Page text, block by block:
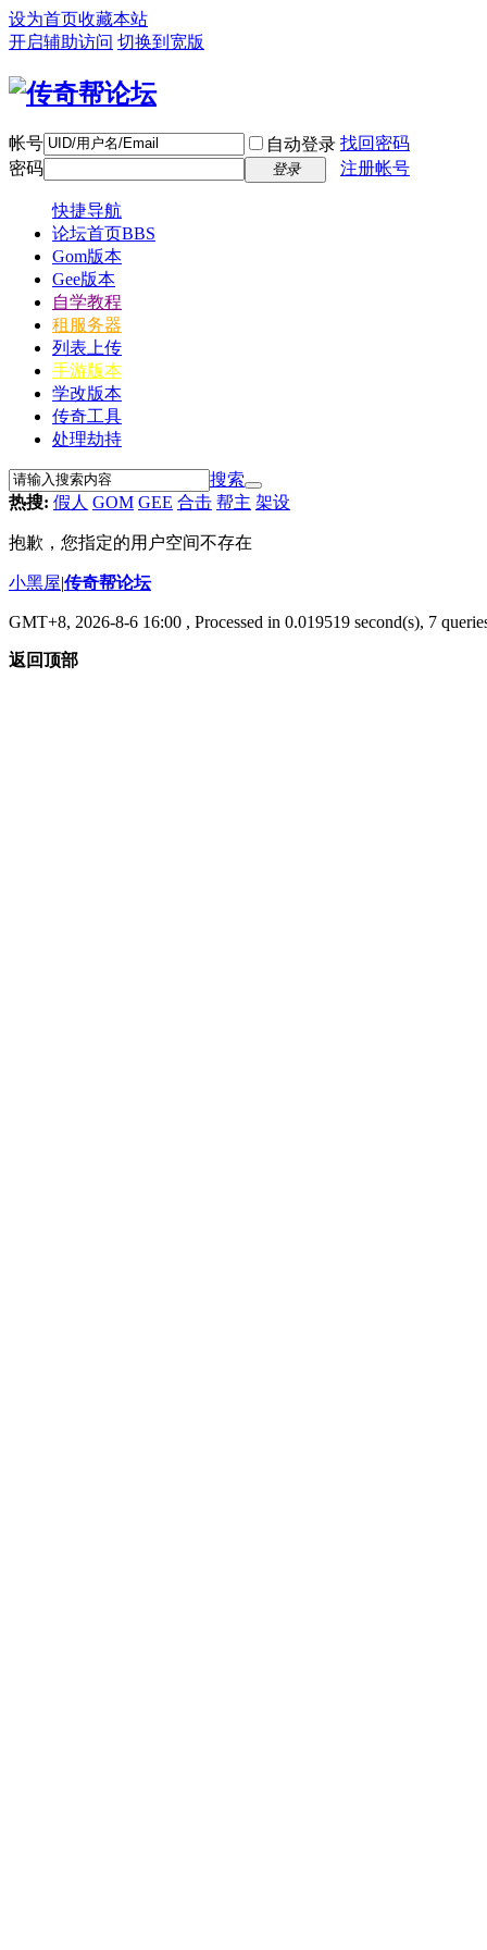
设为首页收藏本站
开启辅助访问 切换到宽版
帐号 自动登录 找回密码
密码
登录 注册帐号
快捷导航
论坛首页BBS
Gom版本
Gee版本
自学教程
租服务器
列表上传
手游版本
学改版本
传奇工具
处理劫持
搜索
热搜: 假人 GOM GEE 合击 帮主 架设
抱歉，您指定的用户空间不存在
小黑屋|传奇帮论坛
GMT+8, 2026-8-6 16:00 , Processed in 0.019519 second(s), 7
返回顶部